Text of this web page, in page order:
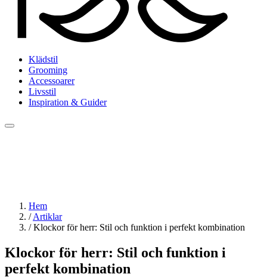
Klädstil
Grooming
Accessoarer
Livsstil
Inspiration & Guider
Hem
/ Artiklar
/ Klockor för herr: Stil och funktion i perfekt kombination
Klockor för herr: Stil och funktion i
perfekt kombination